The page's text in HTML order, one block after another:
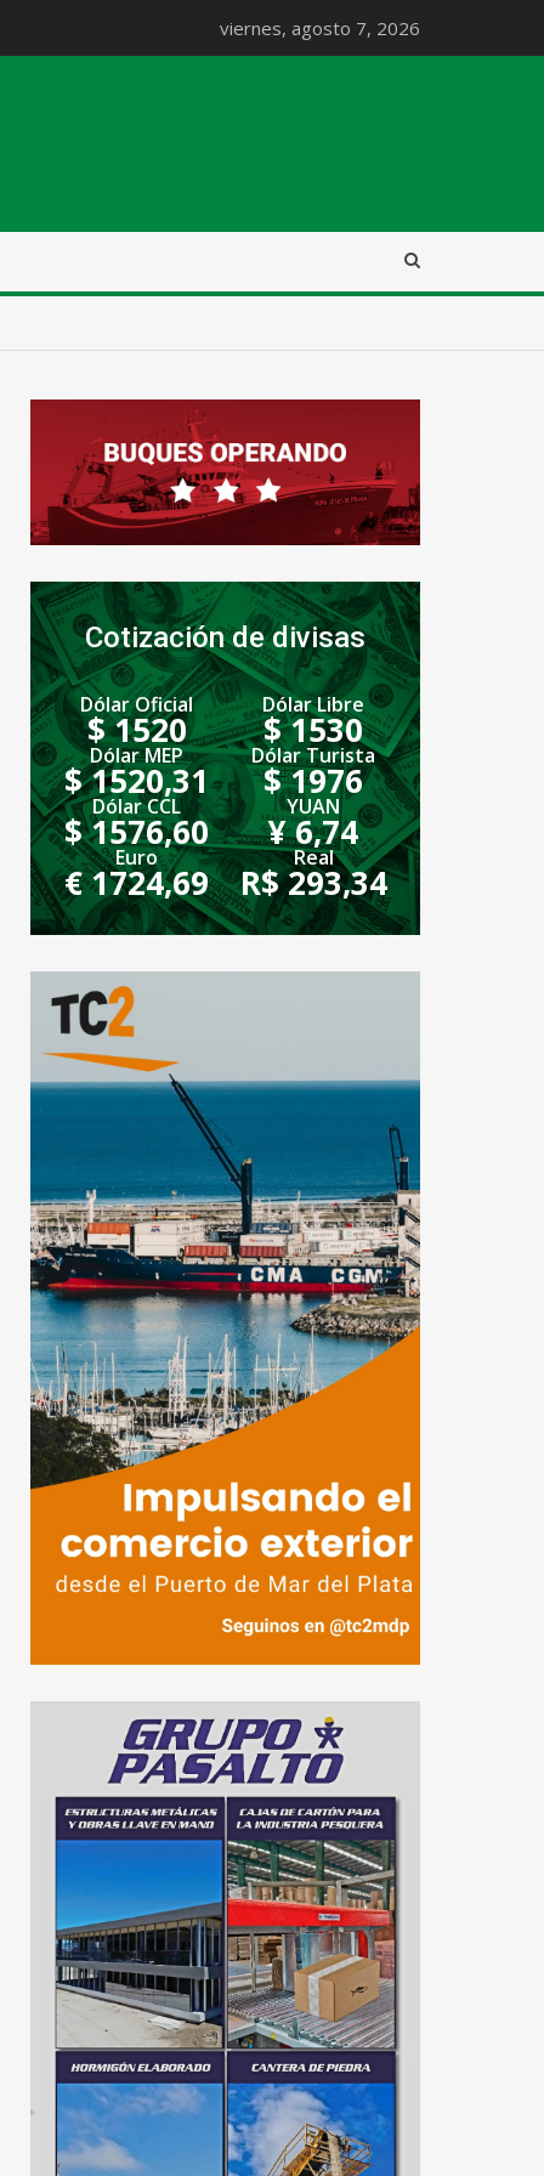
viernes, agosto 7, 2026
Cotización de divisas
Dólar Oficial
$ 1520
Dólar Libre
$ 1530
Dólar MEP
$ 1520,31
Dólar Turista
$ 1976
Dólar CCL
$ 1576,60
YUAN
¥ 6,74
Euro
€ 1724,69
Real
R$ 293,34